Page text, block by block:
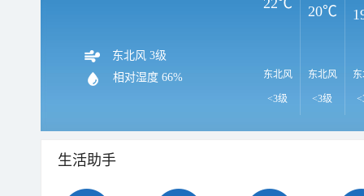
东北风 3级
相对湿度 66% 东北风
<3级
东北风
<3级
22℃ 20℃
生活助手